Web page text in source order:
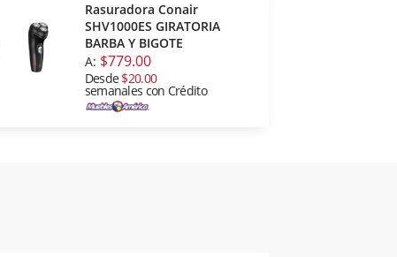
Rasuradora Conair
SHV1000ES GIRATORIA
BARBA Y BIGOTE
A: $779.00
Desde$20.00
semanales con Crédito